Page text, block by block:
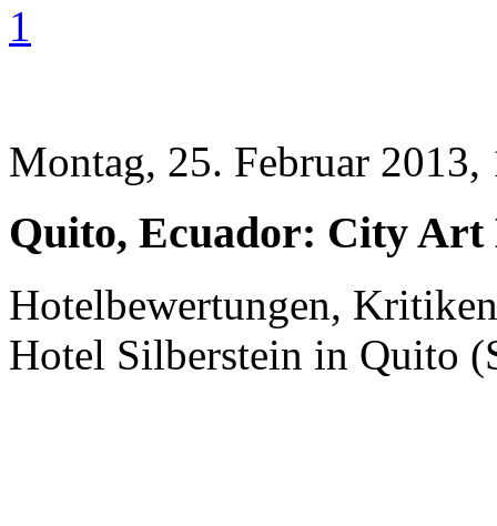
1
Montag, 25. Februar 2013,
Quito, Ecuador: City Art
Hotelbewertungen,
Hotel Silberstein in Quito